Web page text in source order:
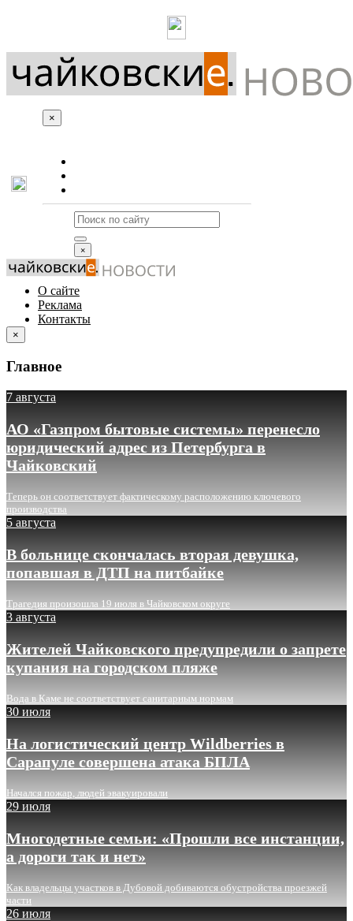
×
×
О сайте
Реклама
Контакты
×
Главное
7 августа
АО «Газпром бытовые системы» перенесло
юридический адрес из Петербурга в
Чайковский
Теперь он соответствует фактическому расположению ключевого
производства
5 августа
В больнице скончалась вторая девушка,
попавшая в ДТП на питбайке
Трагедия произошла 19 июля в Чайковском округе
3 августа
Жителей Чайковского предупредили о запрете
купания на городском пляже
Вода в Каме не соответствует санитарным нормам
30 июля
На логистический центр Wildberries в
Сарапуле совершена атака БПЛА
Начался пожар, людей эвакуировали
29 июля
Многодетные семьи: «Прошли все инстанции,
а дороги так и нет»
Как владельцы участков в Дубовой добиваются обустройства проезжей
части
26 июля